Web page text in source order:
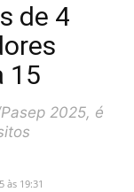
de 4
15
2025, é
às 19:31